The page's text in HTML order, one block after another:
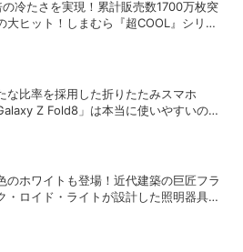
の冷たさを実現！累計販売数1700万枚突
大ヒット！しまむら『超COOL』シリー
な比率を採用した折りたたみスマホ
Z Fold8」は本当に使いやすいの
のホワイトも登場！近代建築の巨匠フラ
・ロイド・ライトが設計した照明器具の